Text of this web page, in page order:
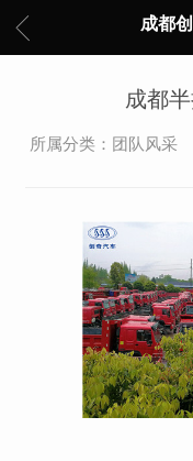
成都
成都
所属分类：团队风